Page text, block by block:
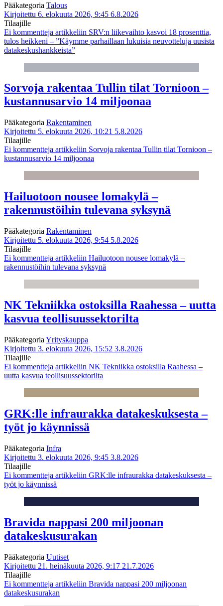
Pääkategoria Talous
Kirjoitettu 6. elokuuta 2026, 9:45 6.8.2026
Tilaajille
Ei kommentteja artikkeliin SRV:n liikevaihto kasvoi 18 prosenttia,
tulos heikkeni – ”Käymme parhaillaan lukuisia neuvotteluja uusista
datakeskushankkeista”
Sorvoja rakentaa Tullin tilat Tornioon –
kustannusarvio 14 miljoonaa
Pääkategoria Rakentaminen
Kirjoitettu 5. elokuuta 2026, 10:21 5.8.2026
Tilaajille
Ei kommentteja artikkeliin Sorvoja rakentaa Tullin tilat Tornioon –
kustannusarvio 14 miljoonaa
Hailuotoon nousee lomakylä –
rakennustöihin tulevana syksynä
Pääkategoria Rakentaminen
Kirjoitettu 5. elokuuta 2026, 9:54 5.8.2026
Tilaajille
Ei kommentteja artikkeliin Hailuotoon nousee lomakylä –
rakennustöihin tulevana syksynä
NK Tekniikka ostoksilla Raahessa – uutta
kasvua teollisuussektorilta
Pääkategoria Yrityskauppa
Kirjoitettu 3. elokuuta 2026, 15:52 3.8.2026
Tilaajille
Ei kommentteja artikkeliin NK Tekniikka ostoksilla Raahessa –
uutta kasvua teollisuussektorilta
GRK:lle infraurakka datakeskuksesta –
työt jo käynnissä
Pääkategoria Infra
Kirjoitettu 3. elokuuta 2026, 9:45 3.8.2026
Tilaajille
Ei kommentteja artikkeliin GRK:lle infraurakka datakeskuksesta –
työt jo käynnissä
Bravida nappasi 200 miljoonan
datakeskusurakan
Pääkategoria Uutiset
Kirjoitettu 21. heinäkuuta 2026, 9:17 21.7.2026
Tilaajille
Ei kommentteja artikkeliin Bravida nappasi 200 miljoonan
datakeskusurakan